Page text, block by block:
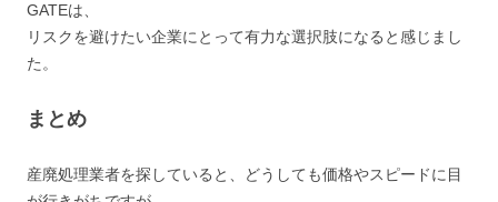
GATEは、
リスクを避けたい企業にとって有力な選択肢になると感じまし
た。
まとめ
産廃処理業者を探していると、どうしても価格やスピードに目